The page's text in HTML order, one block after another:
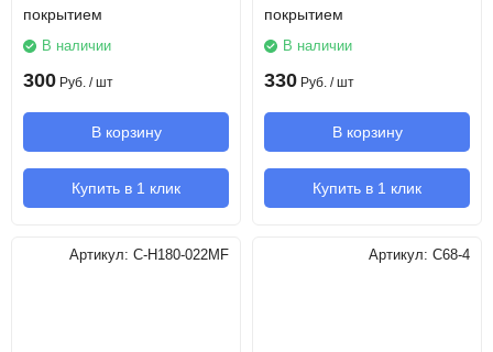
покрытием
В наличии
300 Руб. / шт
В корзину
Купить в 1 клик
покрытием
В наличии
330 Руб. / шт
В корзину
Купить в 1 клик
Артикул: C-H180-022MF Артикул: C68-4